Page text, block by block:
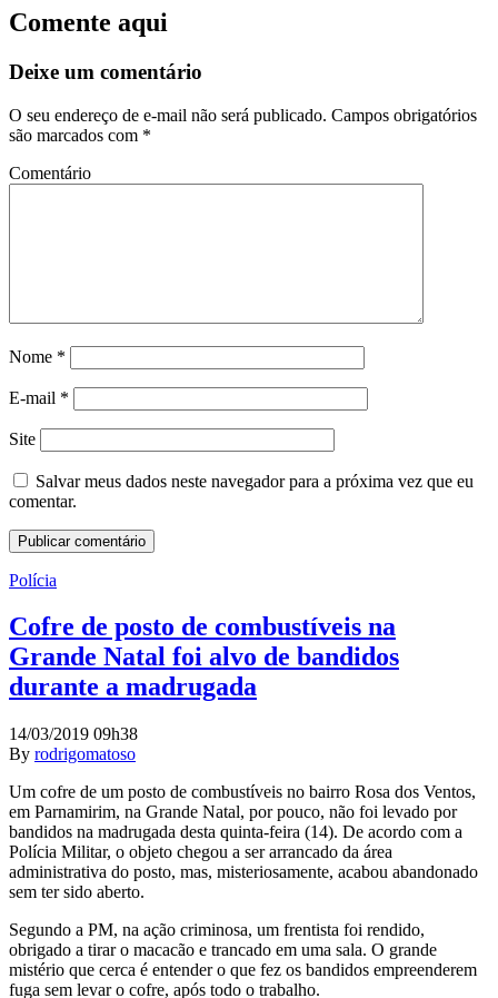
Comente aqui
Deixe um comentário
O seu endereço de e-mail não será publicado. Campos obrigatórios
são marcados com *
Comentário
Nome *
E-mail *
Site
Salvar meus dados neste navegador para a próxima vez que eu
comentar.
Polícia
Cofre de posto de combustíveis na
Grande Natal foi alvo de bandidos
durante a madrugada
14/03/2019 09h38
By rodrigomatoso
Um cofre de um posto de combustíveis no bairro Rosa dos Ventos,
em Parnamirim, na Grande Natal, por pouco, não foi levado por
bandidos na madrugada desta quinta-feira (14). De acordo com a
Polícia Militar, o objeto chegou a ser arrancado da área
administrativa do posto, mas, misteriosamente, acabou abandonado
sem ter sido aberto.
Segundo a PM, na ação criminosa, um frentista foi rendido,
obrigado a tirar o macacão e trancado em uma sala. O grande
mistério que cerca é entender o que fez os bandidos empreenderem
fuga sem levar o cofre, após todo o trabalho.